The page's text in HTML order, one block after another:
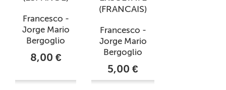
Francesco -
Jorge Mario
Bergoglio
8,00 €
(FRANCAIS)
Francesco -
Jorge Mario
Bergoglio
5,00 €